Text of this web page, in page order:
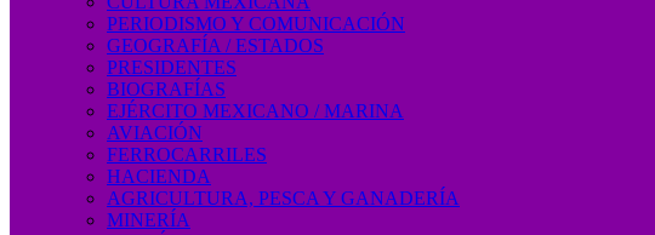
PERIODISMO Y COMUNICACIÓN
GEOGRAFÍA / ESTADOS
PRESIDENTES
BIOGRAFÍAS
EJÉRCITO MEXICANO / MARINA
AVIACIÓN
FERROCARRILES
HACIENDA
AGRICULTURA, PESCA Y GANADERÍA
MINERÍA